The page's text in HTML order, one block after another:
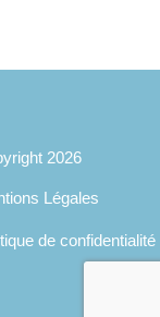
2026
Légales
de confidentialité